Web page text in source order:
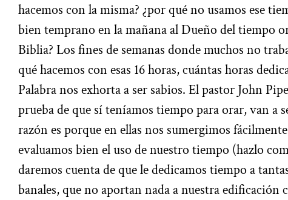
hacemos con la misma? ¿por qué no usamos ese
bien temprano en la mañana al Dueño del tiempo
Biblia? Los fines de semanas donde muchos no
qué hacemos con esas 16 horas, cuántas horas
Palabra nos exhorta a ser sabios. El pastor John
prueba de que sí teníamos tiempo para orar, van a
razón es porque en ellas nos sumergimos
evaluamos bien el uso de nuestro tiempo (hazlo
daremos cuenta de que le dedicamos tiempo a
banales, que no aportan nada a nuestra edificación